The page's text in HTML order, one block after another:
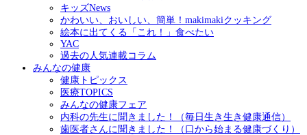
キッズNews
かわいい、おいしい、簡単！makimakiクッキング
絵本に出てくる「これ！」食べたい
YAC
過去の人気連載コラム
みんなの健康
健康トピックス
医療TOPICS
みんなの健康フェア
内科の先生に聞きました！（毎日生き生き健康通信）
歯医者さんに聞きました！（口から始まる健康づくり）